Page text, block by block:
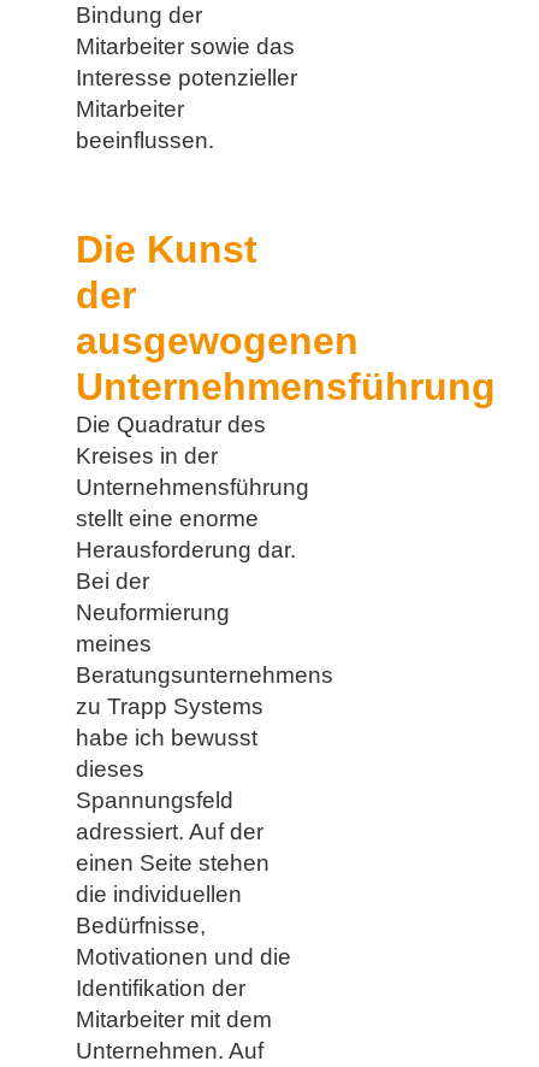
Bindung der
Mitarbeiter sowie das
Interesse potenzieller
Mitarbeiter
beeinflussen.
Die Kunst
der
ausgewogenen
Unternehmensführung
Die Quadratur des
Kreises in der
Unternehmensführung
stellt eine enorme
Herausforderung dar.
Bei der
Neuformierung
meines
Beratungsunternehmens
zu Trapp Systems
habe ich bewusst
dieses
Spannungsfeld
adressiert. Auf der
einen Seite stehen
die individuellen
Bedürfnisse,
Motivationen und die
Identifikation der
Mitarbeiter mit dem
Unternehmen. Auf